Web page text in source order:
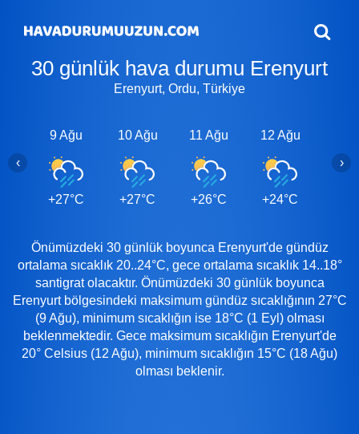
30 günlük hava durumu Erenyurt
Erenyurt, Ordu, Türkiye
9 Ağu
+27°C
10 Ağu
+27°C
11 Ağu
+26°C
12 Ağu
+24°C
‹ ›
Önümüzdeki 30 günlük boyunca Erenyurt'de gündüz
ortalama sıcaklık 20..24°C, gece ortalama sıcaklık 14..18°
santigrat olacaktır. Önümüzdeki 30 günlük boyunca
Erenyurt bölgesindeki maksimum gündüz sıcaklığının 27°C
(9 Ağu), minimum sıcaklığın ise 18°C (1 Eyl) olması
beklenmektedir. Gece maksimum sıcaklığın Erenyurt'de
20° Celsius (12 Ağu), minimum sıcaklığın 15°C (18 Ağu)
olması beklenir.